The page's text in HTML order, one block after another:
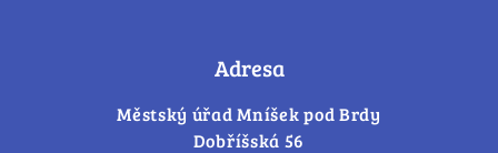
Adresa
Městský úřad Mníšek pod Brdy
Dobříšská 56